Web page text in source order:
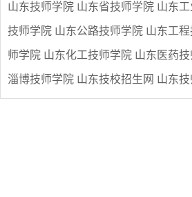
山东技师学院 山东省技师学院 山东
技师学院 山东公路技师学院 山东工
师学院 山东化工技师学院 山东医药
淄博技师学院 山东技校招生网 山东技